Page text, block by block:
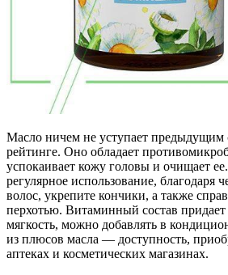
Масло ничем не уступает предыдущим
рейтинге. Оно обладает
успокаивает кожу головы и очищает
регулярное использование, благодаря
волос, укрепите кончики, а также
перхотью. Витаминный состав придает
мягкость, можно добавлять в
из плюсов масла — доступность,
аптеках и косметических магазинах.